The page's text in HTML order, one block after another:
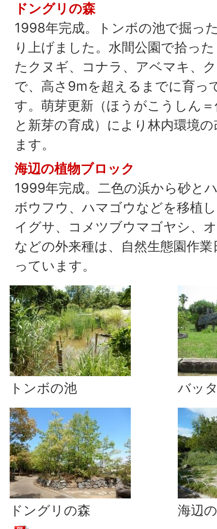
ドングリの森
1998年完成。トンボの池で掘っ
り上げました。水間公園で拾っ
たクヌギ、コナラ、アベマキ、
で、高さ9mを超えるまでに育っ
す。萌芽更新（ほうがこうしん
と新芽の育成）により林内環境
ます。
海辺の植物ブロック
1999年完成。二色の浜から砂と
ボウフウ、ハマゴウなどを移植
イグサ、コメツブウマゴヤシ、
などの外来種は、自然生態園作
っています。
トンボの池 バッ
ドングリの森 海辺